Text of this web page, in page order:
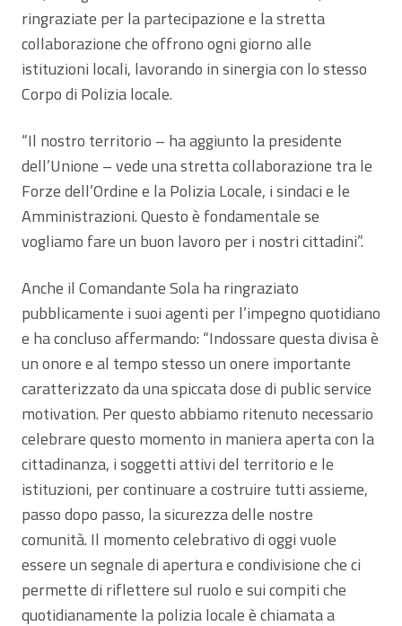
ringraziate per la partecipazione e la stretta
collaborazione che offrono ogni giorno alle
istituzioni locali, lavorando in sinergia con lo stesso
Corpo di Polizia locale.
“Il nostro territorio – ha aggiunto la presidente
dell’Unione – vede una stretta collaborazione tra le
Forze dell’Ordine e la Polizia Locale, i sindaci e le
Amministrazioni. Questo è fondamentale se
vogliamo fare un buon lavoro per i nostri cittadini”.
Anche il Comandante Sola ha ringraziato
pubblicamente i suoi agenti per l’impegno quotidiano
e ha concluso affermando: “Indossare questa divisa è
un onore e al tempo stesso un onere importante
caratterizzato da una spiccata dose di public service
motivation. Per questo abbiamo ritenuto necessario
celebrare questo momento in maniera aperta con la
cittadinanza, i soggetti attivi del territorio e le
istituzioni, per continuare a costruire tutti assieme,
passo dopo passo, la sicurezza delle nostre
comunità. Il momento celebrativo di oggi vuole
essere un segnale di apertura e condivisione che ci
permette di riflettere sul ruolo e sui compiti che
quotidianamente la polizia locale è chiamata a